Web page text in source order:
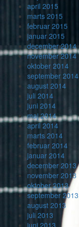
april 2015
marts 2015
februar 2015
januar 2015
december 2014
november 2014
oktober 2014
september 2014
august 2014
juli 2014
juni 2014
maj 2014
april 2014
marts 2014
februar 2014
januar 2014
december 2013
november 2013
oktober 2013
september 2013
august 2013
juli 2013
juni 2013